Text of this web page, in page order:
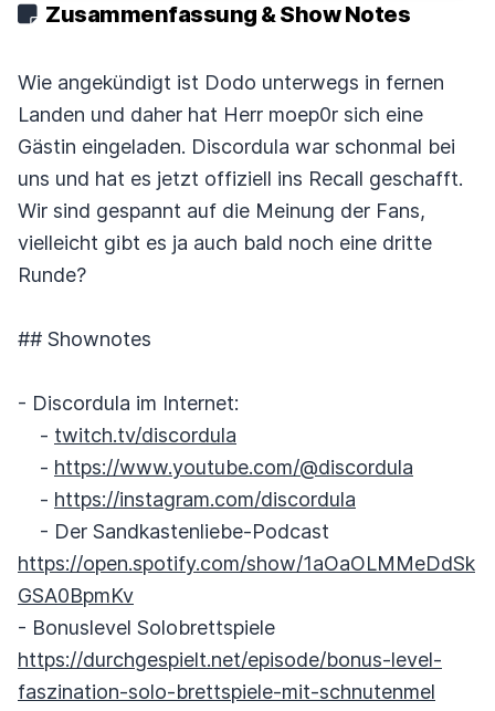
Zusammenfassung & Show Notes
Wie angekündigt ist Dodo unterwegs in fernen
Landen und daher hat Herr moep0r sich eine
Gästin eingeladen. Discordula war schonmal bei
uns und hat es jetzt offiziell ins Recall geschafft.
Wir sind gespannt auf die Meinung der Fans,
vielleicht gibt es ja auch bald noch eine dritte
Runde?
## Shownotes
- Discordula im Internet:
- twitch.tv/discordula
- https://www.youtube.com/@discordula
- https://instagram.com/discordula
- Der Sandkastenliebe-Podcast
https://open.spotify.com/show/1aOaOLMMeDdSk
GSA0BpmKv
- Bonuslevel Solobrettspiele
https://durchgespielt.net/episode/bonus-level-
faszination-solo-brettspiele-mit-schnutenmel